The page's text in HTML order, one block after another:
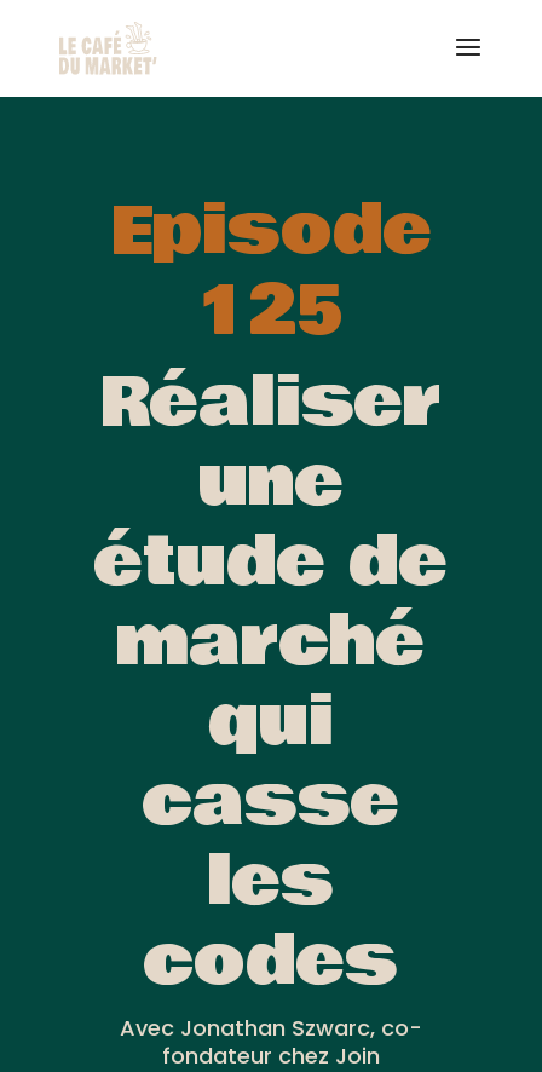
Episode
125
Réaliser
une
étude de
marché
qui
casse
les
codes
Avec Jonathan Szwarc, co-
fondateur chez Join